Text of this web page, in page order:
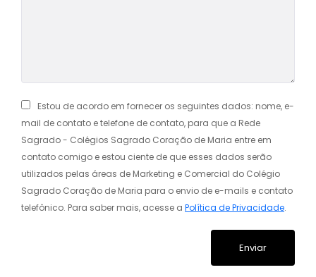
Estou de acordo em fornecer os seguintes dados: nome, e-
mail de contato e telefone de contato, para que a Rede
Sagrado - Colégios Sagrado Coração de Maria entre em
contato comigo e estou ciente de que esses dados serão
utilizados pelas áreas de Marketing e Comercial do Colégio
Sagrado Coração de Maria para o envio de e-mails e contato
telefônico. Para saber mais, acesse a Política de Privacidade.